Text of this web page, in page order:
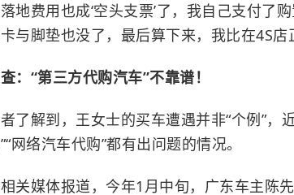
地费用也成‘空头支票’了，我自己支付了
与脚垫也没了，最后算下来，我比在4S店
：“第三方代购汽车”不靠谱！
了解到， 王女士的买车遭遇并非“个例”，
网络汽车代购”都有出问题的情况。
关媒体报道，今年1月中旬，广东车主陈